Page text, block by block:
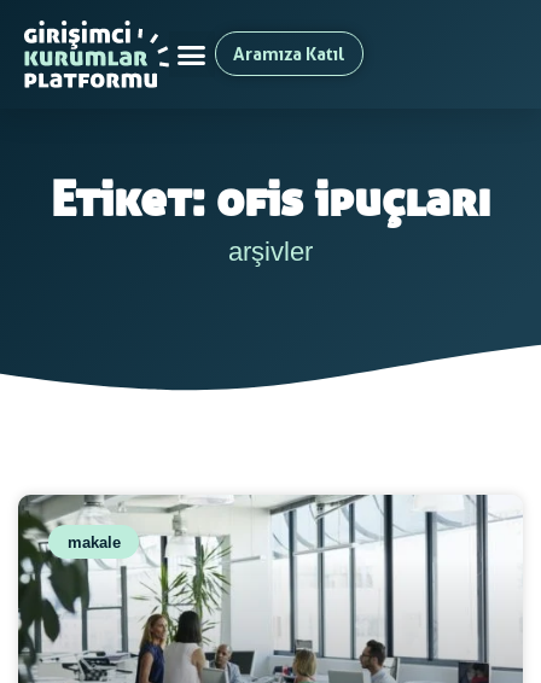
Aramıza Katıl
Etiket: ofis ipuçları
arşivler
makale